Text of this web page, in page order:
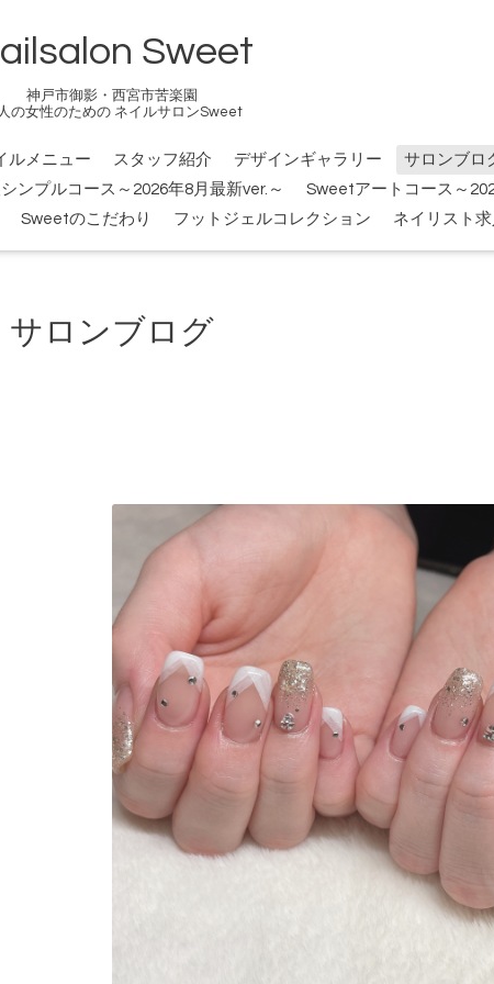
Sweet
神戸市御影・西宮市苦楽園
の女性のための ネイルサロンSweet
ルメニュー スタッフ紹介 デザインギャラリー サロンブロ
ンプルコース～2026年8月最新ver.～
Sweetアートコース～
Sweetのこだわり フットジェルコレクション ネイリスト求
サロンブログ